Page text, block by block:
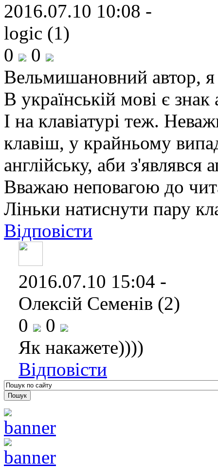
2016.07.10 10:08 -
logic (1)
0
0
Вельмишановний автор, я
В українській мові є
І на клавіатурі теж.
клавіш, у крайньому
англійську, аби з'являвся
Вважаю неповагою до
Ліньки натиснути пару
Відповісти
2016.07.10 15:04 -
Олексій Семенів (2)
0
0
Як накажете))))
Відповісти